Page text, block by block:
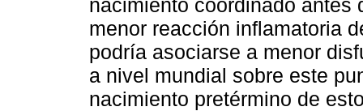
nacimiento coordinado antes
menor reacción inflamatoria
podría asociarse a menor
a nivel mundial sobre este
nacimiento pretérmino de